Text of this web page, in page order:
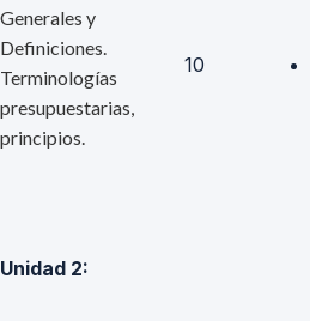
Generales y
Definiciones.
Terminologías
presupuestarias,
principios.
10
Unidad 2: